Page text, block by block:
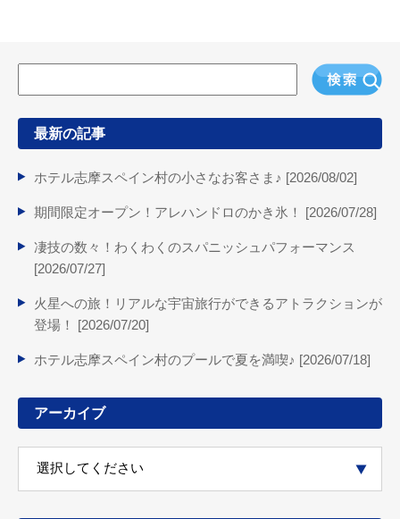
最新の記事
ホテル志摩スペイン村の小さなお客さま♪ [2026/08/02]
期間限定オープン！アレハンドロのかき氷！ [2026/07/28]
凄技の数々！わくわくのスパニッシュパフォーマンス
[2026/07/27]
火星への旅！リアルな宇宙旅行ができるアトラクションが
登場！ [2026/07/20]
ホテル志摩スペイン村のプールで夏を満喫♪ [2026/07/18]
アーカイブ